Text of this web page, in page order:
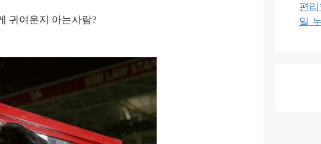
귀여운지 아는사람?
편
일